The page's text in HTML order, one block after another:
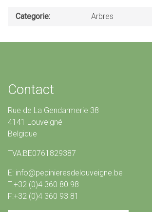
Categorie Arbres
Contact
Rue de La Gendarmerie 38
4141 Louveigné
Belgique
TVA:BE0761829387
E: info@pepinieresdelouveigne.be
T:+32 (0)4 360 80 98
F:+32 (0)4 360 93 81